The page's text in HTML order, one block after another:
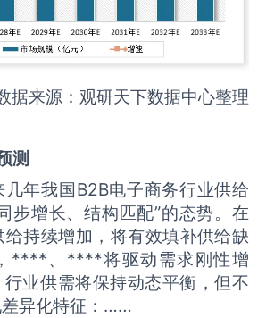
据来源：观研天下数据中心整理
测
年我国B2B电子商务行业供给
步增长、结构匹配”的态势。在
持续增加，将有效填补供给缺
****、****将驱动需求刚性增
业供需将保持动态平衡，但不
差异化特征：……